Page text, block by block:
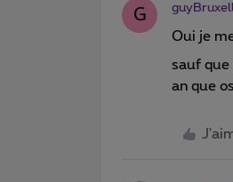
G
Oui je
sauf que
an que